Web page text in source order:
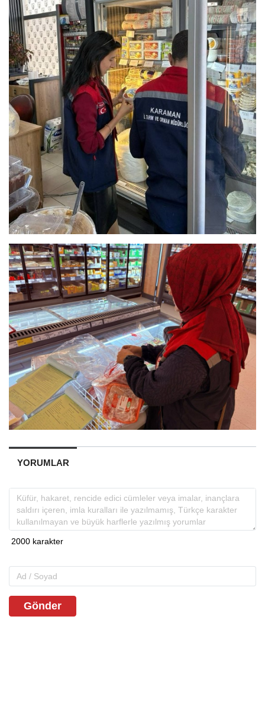
YORUMLAR
Gönder